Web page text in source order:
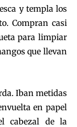
y templa los
Compran casi
para limpiar
que llevan
Iban metidas
en papel
cabezal de la